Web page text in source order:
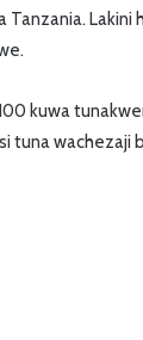
kuwa
tuna wachezaji